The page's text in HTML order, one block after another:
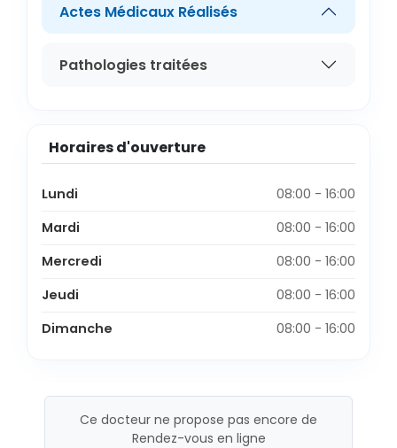
Actes Médicaux Réalisés
Pathologies traitées
Horaires d'ouverture
Lundi
08:00 - 16:00
Mardi
08:00 - 16:00
Mercredi
08:00 - 16:00
Jeudi
08:00 - 16:00
Dimanche
08:00 - 16:00
Ce docteur ne propose pas encore de
Rendez-vous en ligne